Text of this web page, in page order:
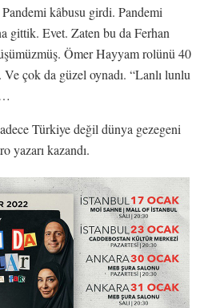
kâbusu girdi. Pandemi
gittik. Evet. Zaten bu da Ferhan
Ömer Hayyam rolünü 40
çok da güzel oynadı. “Lanlı lunlu
Türkiye değil dünya gezegeni
yazarı kazandı.